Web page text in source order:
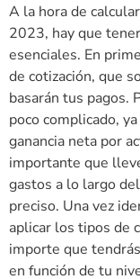
A la hora de
2023, hay que
esenciales. En
de cotización, que
basarán tus pagos.
poco complicado,
ganancia neta por
importante que
gastos a lo largo
preciso. Una vez
aplicar los tipos de
importe que
en función de tu